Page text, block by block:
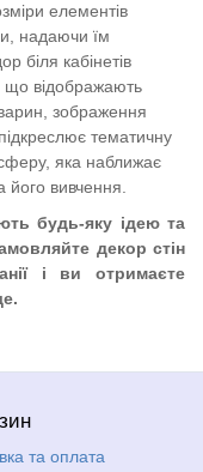
елементів
надаючи їм
біля кабінетів
що відображають
зображення
тематичну
яка наближає
його вивчення.
будь-яку ідею та
декор стін
і ви отримаєте
та оплата